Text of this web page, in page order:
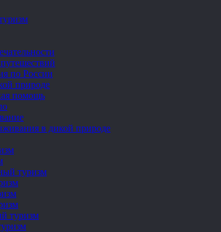
по России
природе
помощь
в дикой природе
туризм
туризм